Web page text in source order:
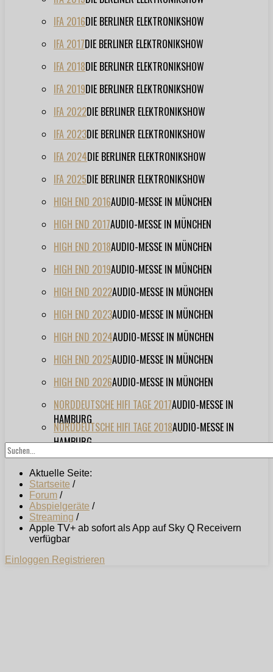
IFA 2016DIE BERLINER ELEKTRONIKSHOW
IFA 2017DIE BERLINER ELEKTRONIKSHOW
IFA 2018DIE BERLINER ELEKTRONIKSHOW
IFA 2019DIE BERLINER ELEKTRONIKSHOW
IFA 2022DIE BERLINER ELEKTRONIKSHOW
IFA 2023DIE BERLINER ELEKTRONIKSHOW
IFA 2024DIE BERLINER ELEKTRONIKSHOW
IFA 2025DIE BERLINER ELEKTRONIKSHOW
HIGH END 2016AUDIO-MESSE IN MÜNCHEN
HIGH END 2017AUDIO-MESSE IN MÜNCHEN
HIGH END 2018AUDIO-MESSE IN MÜNCHEN
HIGH END 2019AUDIO-MESSE IN MÜNCHEN
HIGH END 2022AUDIO-MESSE IN MÜNCHEN
HIGH END 2023AUDIO-MESSE IN MÜNCHEN
HIGH END 2024AUDIO-MESSE IN MÜNCHEN
HIGH END 2025AUDIO-MESSE IN MÜNCHEN
HIGH END 2026AUDIO-MESSE IN MÜNCHEN
NORDDEUTSCHE HIFI TAGE 2017AUDIO-MESSE IN
HAMBURG
NORDDEUTSCHE HIFI TAGE 2018AUDIO-MESSE IN
HAMBURG
Aktuelle Seite:
Startseite /
Forum /
Abspielgeräte /
Streaming /
Apple TV+ ab sofort als App auf Sky Q Receivern
verfügbar
Einloggen Registrieren